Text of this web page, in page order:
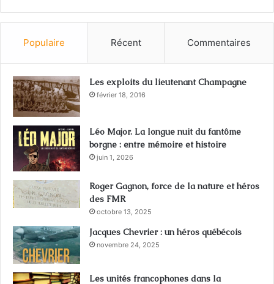
Populaire Récent Commentaires
Les exploits du lieutenant Champagne
février 18, 2016
Léo Major. La longue nuit du fantôme
borgne : entre mémoire et histoire
juin 1, 2026
Roger Gagnon, force de la nature et héros
des FMR
octobre 13, 2025
Jacques Chevrier : un héros québécois
novembre 24, 2025
Les unités francophones dans la